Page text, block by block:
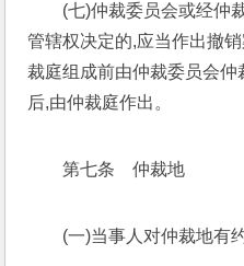
(七)仲裁委员会或经仲
管辖权决定的,应当作出撤
裁庭组成前由仲裁委员会
后,由仲裁庭作出。
第七条　仲裁地
(一)当事人对仲裁地有